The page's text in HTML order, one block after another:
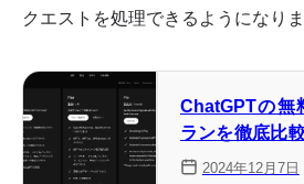
クエストを処理できるようになりま
ChatGPTの無
ランを徹底比
び方まで解説
2024年12月7日